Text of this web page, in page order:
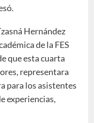
Hernández
de la FES
que esta cuarta
representara
para los asistentes
experiencias,